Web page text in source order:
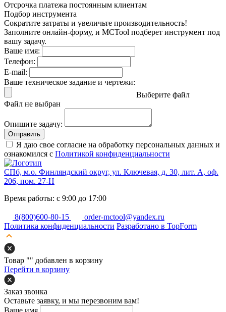
Отсрочка платежа постоянным клиентам
Подбор инструмента
Сократите затраты и увеличьте производительность!
Заполните онлайн-форму, и MCTool подберет инструмент под
вашу задачу.
Ваше имя:
Телефон:
E-mail:
Ваше техническое задание и чертежи:
Выберите файл
Файл не выбран
Опишите задачу:
Отправить
Я даю свое согласие на обработку персональных данных и
ознакомился с Политикой конфиденциальности
СПб, м.о. Финляндский округ, ул. Ключевая, д. 30, лит. А, оф.
206, пом. 27-Н
Время работы: с 9:00 до 17:00
8(800)600-80-15
order-mctool@yandex.ru
Политика конфиденциальности Разработано в TopForm
Товар "" добавлен в корзину
Перейти в корзину
Заказ звонка
Оставьте заявку, и мы перезвоним вам!